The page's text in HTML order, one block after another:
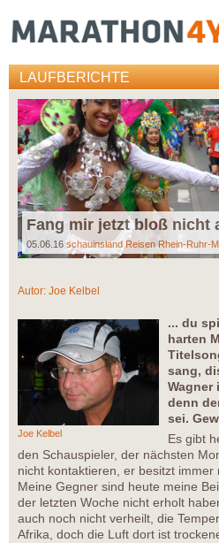
LAUFBERICHTE
Fang mir jetzt bloß nicht
05.06.16 schauinsland Reisen Rhein-Ruhr-
Autor: Joe Kelbel
Joe Kelbel
... du
harten
sang,
Wagner
denn
sei.
Es gibt
den Schauspieler, der nächsten
nicht kontaktieren, er besitzt
Meine Gegner sind heute meine
der letzten Woche nicht erholt
auch noch nicht verheilt, die
Afrika, doch die Luft dort ist